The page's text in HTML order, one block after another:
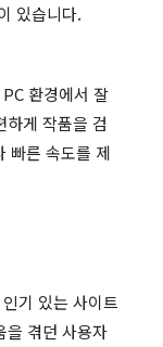
있습니다.
환경에서 잘
하게 작품을 검
빠른 속도를 제
기 있는 사이트
을 겪던 사용자